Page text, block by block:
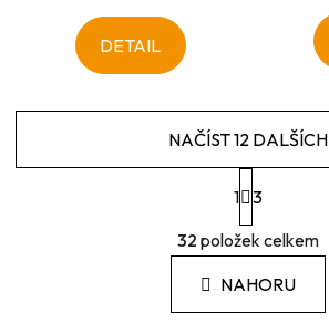
DETAIL
O
v
á
d
NAČÍST 12 DALŠÍCH
S
t
r
á
n
k
1 3
32 položek celkem
NAHORU